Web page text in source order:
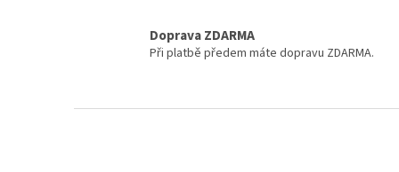
Doprava ZDARMA
Při platbě předem máte dopravu ZDARMA.